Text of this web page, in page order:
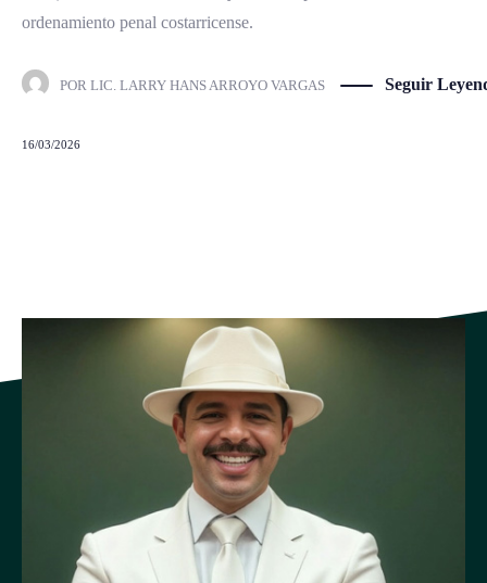
ordenamiento penal costarricense.
POR LIC. LARRY HANS ARROYO VARGAS Seguir
16/03/2026